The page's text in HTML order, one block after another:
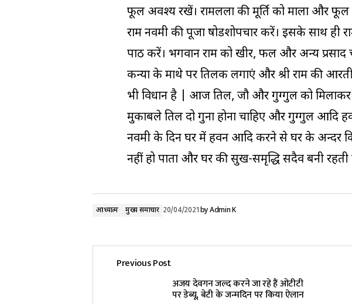
फूल अवश्य रखें। रामलला की मूर्ति को माला और
राम नवमी की पूजा षोडशोपचार करें। इसके साथ ही
पाठ करें। भगवान राम को खीर, फल और अन्य
कन्या के माथे पर तिलक लगाएं और श्री राम की
भी विधान है | आज तिल, जौ और गुग्गुल को
मुकाबले तिल दो गुना होना चाहिए और गुग्गुल आदि
नवमी के दिन घर में हवन आदि करने से घर के अन्दर
नहीं हो पाता और घर की सुख-समृद्धि सदैव बनी रहती
आध्यात्म मुख्य समाचार 20/04/2021byAdmin K
Previous Post
अजय देवगन जल्द करने जा रहे हैं ओटीटी
पर डेब्यू, बेटी के जन्मदिन पर किया ऐलान